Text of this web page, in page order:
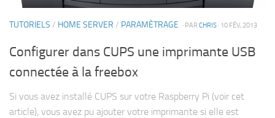
TUTORIELS / HOME SERVER / PARAMÈTRAGE · PAR CHRIS · 10 FÉV, 2013
Configurer dans CUPS une imprimante USB
connectée à la freebox
Si vous avez installé CUPS sur votre Raspberry Pi (voir cet
article), vous avez pu ajouter votre imprimante si elle est